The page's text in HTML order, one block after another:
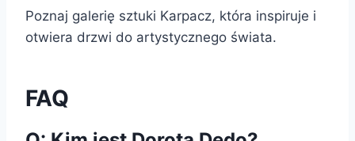
Poznaj galerię sztuki Karpacz, która inspiruje i
otwiera drzwi do artystycznego świata.
FAQ